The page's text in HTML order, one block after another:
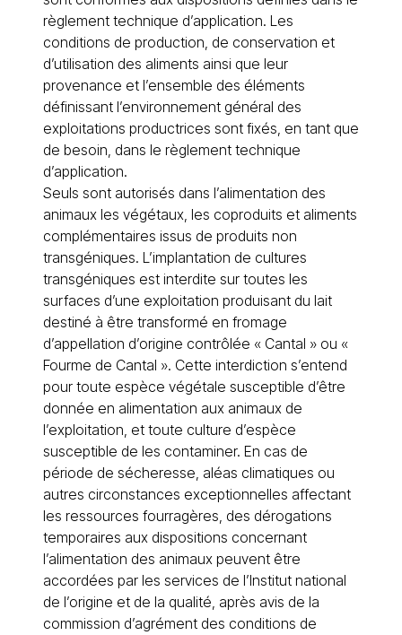
règlement technique d’application. Les
conditions de production, de conservation et
d’utilisation des aliments ainsi que leur
provenance et l’ensemble des éléments
définissant l’environnement général des
exploitations productrices sont fixés, en tant que
de besoin, dans le règlement technique
d’application.
Seuls sont autorisés dans l’alimentation des
animaux les végétaux, les coproduits et aliments
complémentaires issus de produits non
transgéniques. L’implantation de cultures
transgéniques est interdite sur toutes les
surfaces d’une exploitation produisant du lait
destiné à être transformé en fromage
d’appellation d’origine contrôlée « Cantal » ou «
Fourme de Cantal ». Cette interdiction s’entend
pour toute espèce végétale susceptible d’être
donnée en alimentation aux animaux de
l’exploitation, et toute culture d’espèce
susceptible de les contaminer. En cas de
période de sécheresse, aléas climatiques ou
autres circonstances exceptionnelles affectant
les ressources fourragères, des dérogations
temporaires aux dispositions concernant
l’alimentation des animaux peuvent être
accordées par les services de l’Institut national
de l’origine et de la qualité, après avis de la
commission d’agrément des conditions de